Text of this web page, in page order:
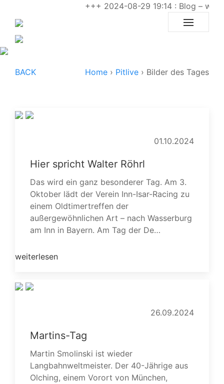
+++ 2024-08-29 19:14 : Blog –
BACK Home › Pitlive › Bilder des Tages
01.10.2024
Hier spricht Walter Röhrl
Das wird ein ganz besonderer Tag. Am 3.
Oktober lädt der Verein Inn-Isar-Racing zu
einem Oldtimertreffen der
außergewöhnlichen Art – nach Wasserburg
am Inn in Bayern. Am Tag der De…
weiterlesen
26.09.2024
Martins-Tag
Martin Smolinski ist wieder
Langbahnweltmeister. Der 40-Jährige aus
Olching, einem Vorort von München,